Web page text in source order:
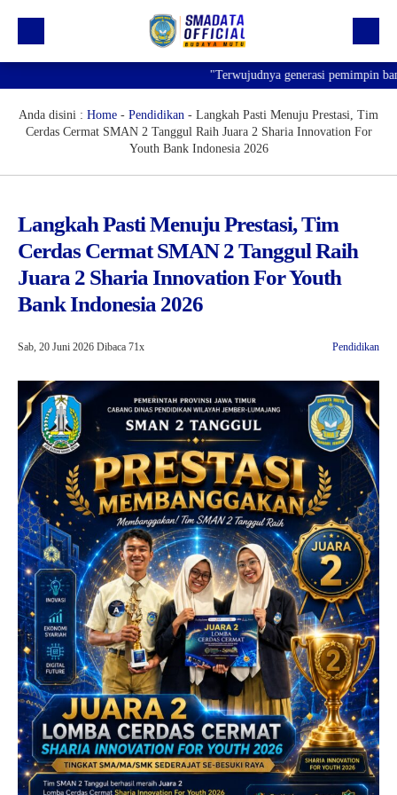
Profil
Prestasi
Informasi
Saluran Resmi WA
"Terwujudnya generasi pemimpin
Anda disini : Home - Pendidikan - Langkah Pasti Menuju Prestasi, Tim
Cerdas Cermat SMAN 2 Tanggul Raih Juara 2 Sharia Innovation For
Youth Bank Indonesia 2026
Langkah Pasti Menuju Prestasi, Tim
Cerdas Cermat SMAN 2 Tanggul Raih
Juara 2 Sharia Innovation For Youth
Bank Indonesia 2026
Sab, 20 Juni 2026 Dibaca 71x Pendidikan